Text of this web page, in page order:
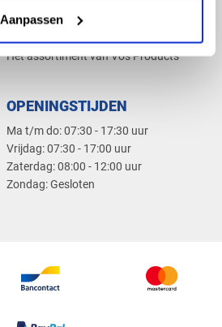
Aanpassen
PRODUCTCATALOGUS 2026
Het assortiment van Vos Products
OPENINGSTIJDEN
Ma t/m do: 07:30 - 17:30 uur
​Vrijdag: 07:30 - 17:00 uur
​Zaterdag: 08:00 - 12:00 uur
​Zondag: Gesloten